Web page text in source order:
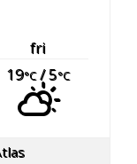
fri
19°C/ 5°C